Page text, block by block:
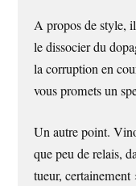
A propos de style,
le dissocier du
la corruption en
vous promets un
Un autre point.
que peu de relais,
tueur,